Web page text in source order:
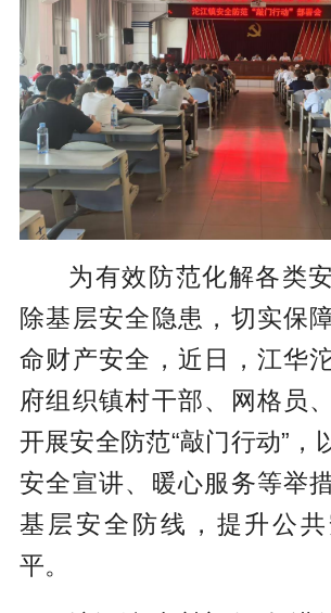
为有效防范化解各类
除基层安全隐患，切实保
命财产安全，近日，江华
府组织镇村干部、网格员
开展安全防范“敲门行动”，
安全宣讲、暖心服务等举
基层安全防线，提升公
平。